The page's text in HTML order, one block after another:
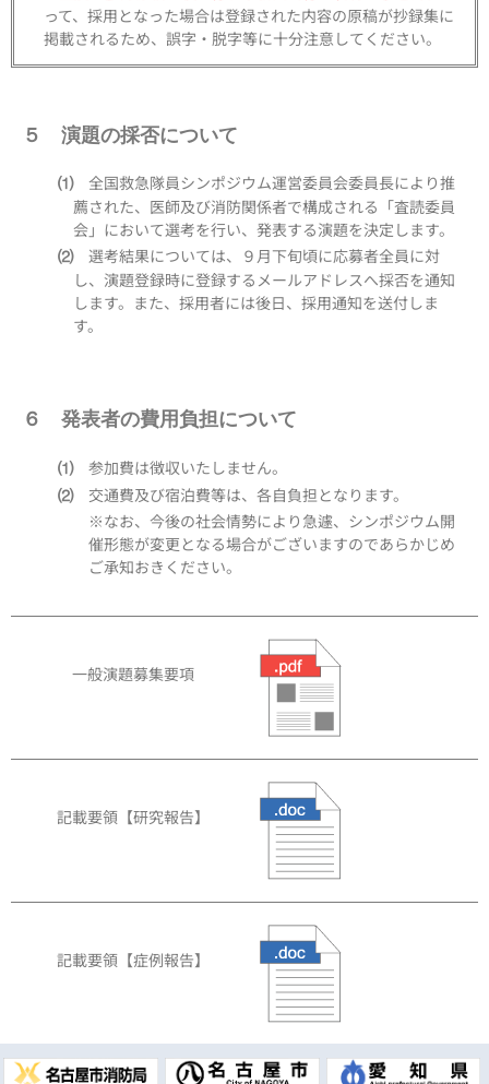
って、採用となった場合は登録された内容の原稿が抄録集に
掲載されるため、誤字・脱字等に十分注意してください。
５ 演題の採否について
⑴全国救急隊員シンポジウム運営委員会委員長により推
薦された、医師及び消防関係者で構成される「査読委員
会」において選考を行い、発表する演題を決定します。
⑵選考結果については、９月下旬頃に応募者全員に対
し、演題登録時に登録するメールアドレスへ採否を通知
します。また、採用者には後日、採用通知を送付しま
す。
６ 発表者の費用負担について
⑴参加費は徴収いたしません。
⑵交通費及び宿泊費等は、各自負担となります。
※なお、今後の社会情勢により急遽、シンポジウム開
催形態が変更となる場合がございますのであらかじめ
ご承知おきください。
一般演題募集要項
記載要領【研究報告】
記載要領【症例報告】